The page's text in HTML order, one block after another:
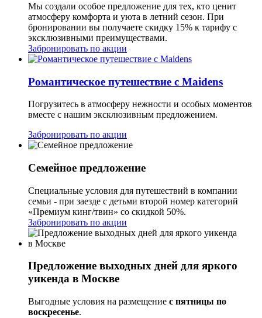
Мы создали особое предложение для тех, кто ценит
атмосферу комфорта и уюта в летний сезон. При
бронировании вы получаете скидку 15% к тарифу с
эксклюзивными преимуществами.
Забронировать по акции
Романтическое путешествие с Maidens
Погрузитесь в атмосферу нежности и особых моментов
вместе с нашим эксклюзивным предложением.
Забронировать по акции
Семейное предложение
Специальные условия для путешествий в компании
семьи - при заезде с детьми второй номер категорий
«Премиум кинг/твин» со скидкой 50%.
Забронировать по акции
Предложение выходных дней для яркого
уикенда в Москве
Выгодные условия на размещение с пятницы по
воскресенье.